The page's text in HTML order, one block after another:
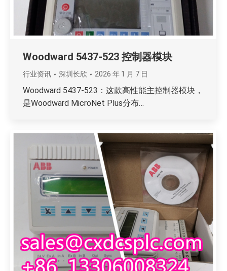
Woodward 5437-523 控制器模块
行业资讯 深圳长欣 2026 年 1 月 7 日
Woodward 5437-523：这款高性能主控制器模块，
是Woodward MicroNet Plus分布…